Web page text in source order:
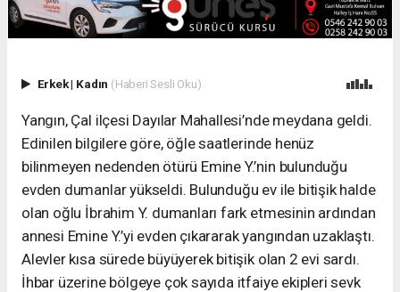
Erkek| Kadın (Haberi Sesli Oku)
Yangın, Çal ilçesi Dayılar Mahallesi’nde meydana geldi.
Edinilen bilgilere göre, öğle saatlerinde henüz
bilinmeyen nedenden ötürü Emine Y.’nin bulunduğu
evden dumanlar yükseldi. Bulunduğu ev ile bitişik halde
olan oğlu İbrahim Y. dumanları fark etmesinin ardından
annesi Emine Y.’yi evden çıkararak yangından uzaklaştı.
Alevler kısa sürede büyüyerek bitişik olan 2 evi sardı.
İhbar üzerine bölgeye çok sayıda itfaiye ekipleri sevk